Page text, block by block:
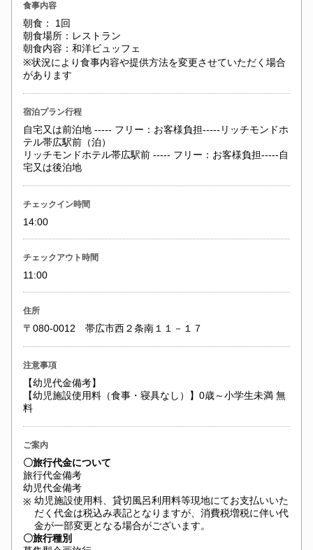
食事内容
朝食： 1回
朝食場所：レストラン
朝食内容：和洋ビュッフェ
※状況により食事内容や提供方法を変更させていただく場合
があります
宿泊プラン行程
自宅又は前泊地 ----- フリー：お客様負担-----リッチモンドホ
テル帯広駅前（泊）
リッチモンドホテル帯広駅前 ----- フリー：お客様負担-----自
宅又は後泊地
チェックイン時間
14:00
チェックアウト時間
11:00
住所
〒080-0012 帯広市西２条南１１－１７
注意事項
【幼児代金備考】
【幼児施設使用料（食事・寝具なし）】0歳～小学生未満 無
料
ご案内
〇旅行代金について
旅行代金備考
幼児代金備考
※ 幼児施設使用料、貸切風呂利用料等現地にてお支払いいた
だく代金は税込み表記となりますが、消費税増税に伴い代
金が一部変更となる場合がございます。
〇旅行種別